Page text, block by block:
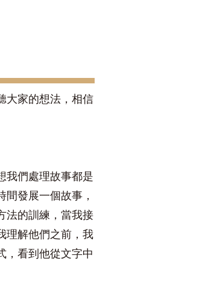
大家的想法，相信
我們處理故事都是
發展一個故事，
法的訓練，當我接
理解他們之前，我
，看到他從文字中